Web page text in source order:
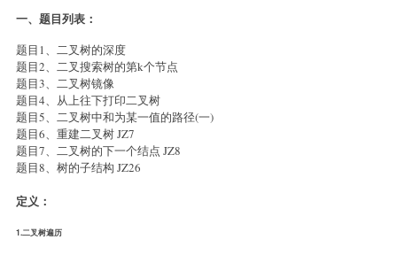
一、题目列表：
题目1、二叉树的深度
题目2、二叉搜索树的第k个节点
题目3、二叉树镜像
题目4、从上往下打印二叉树
题目5、二叉树中和为某一值的路径(一)
题目6、重建二叉树 JZ7
题目7、二叉树的下一个结点 JZ8
题目8、树的子结构 JZ26
定义：
1.二叉树遍历